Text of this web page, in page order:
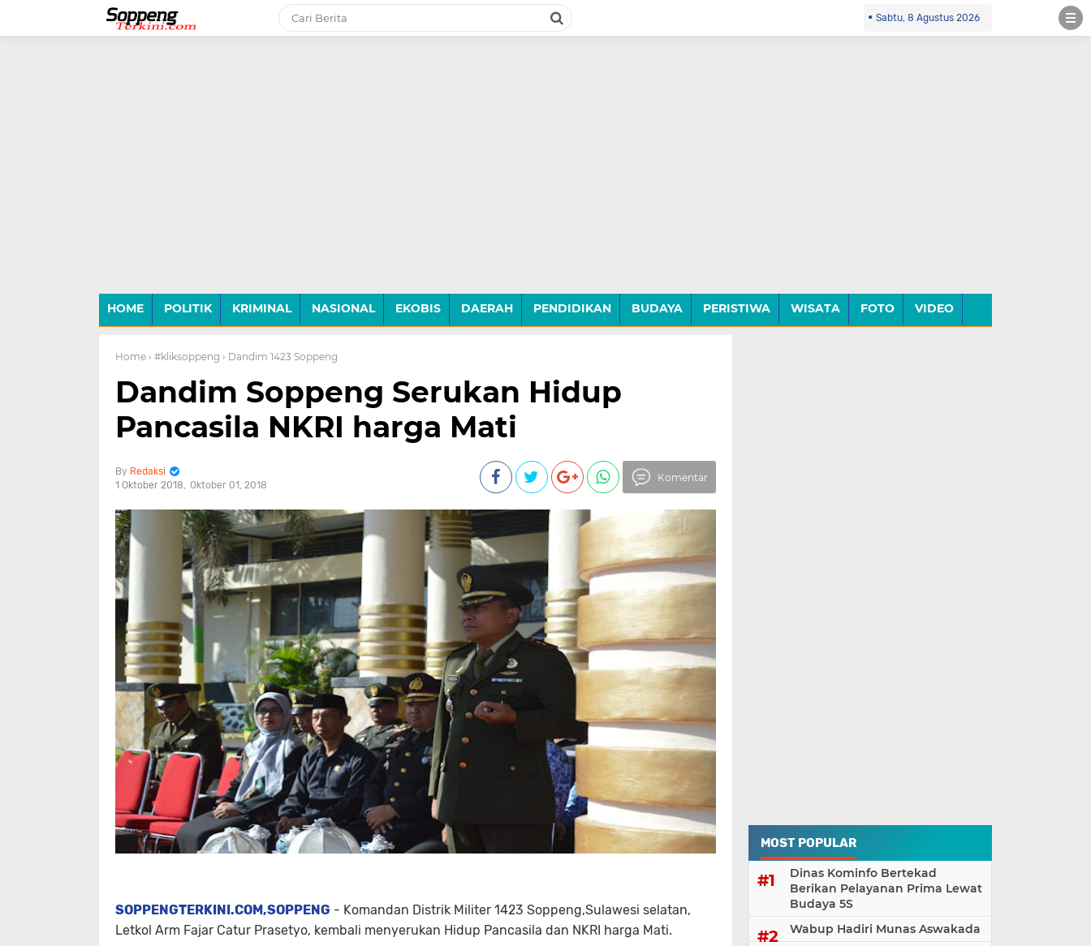
Sabtu, 8 Agustus 2026
HOME POLITIK KRIMINAL NASIONAL EKOBIS DAERAH PENDIDIKAN BUDAYA PERISTIWA WISATA FOTO VIDEO
Home › #kliksoppeng › Dandim 1423 Soppeng
Dandim Soppeng Serukan Hidup
Pancasila NKRI harga Mati
Redaksi
1 Oktober 2018
Oktober 01, 2018
Komentar
SOPPENGTERKINI.COM,SOPPENG - Komandan Distrik Militer 1423 Soppeng,Sulawesi selatan,
Letkol Arm Fajar Catur Prasetyo, kembali menyerukan Hidup Pancasila dan NKRI harga Mati.
MOST POPULAR
Dinas Kominfo Bertekad
Berikan Pelayanan Prima Lewat
Budaya 5S
Wabup Hadiri Munas Aswakada